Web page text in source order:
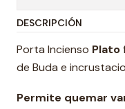
DESCRIPCIÓN
Porta Incienso Plato
de Buda e
Permite quemar